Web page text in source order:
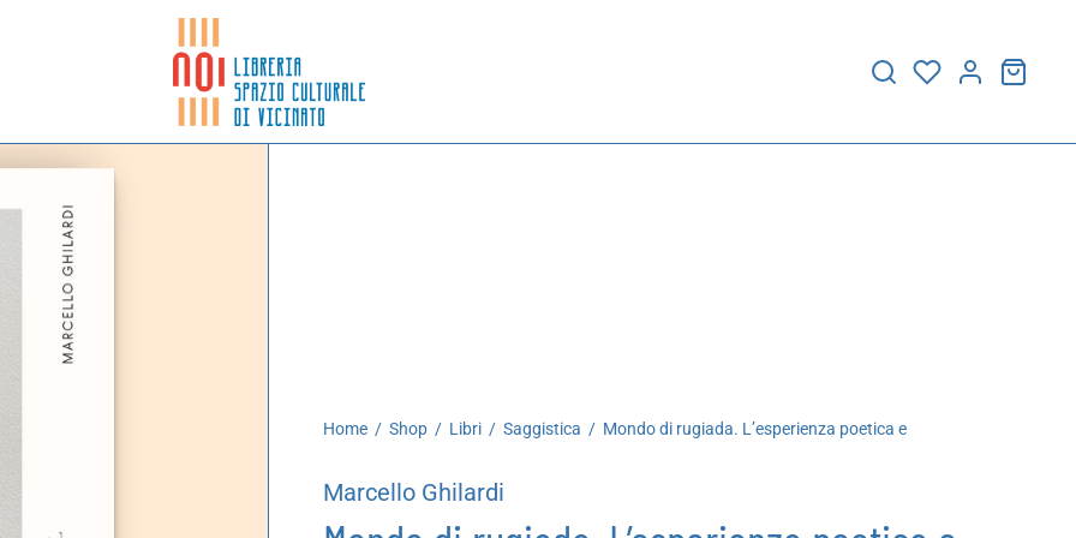
Home / Shop / Libri / Saggistica / Mondo di rugiada. L’esperienza poetica e
Marcello Ghilardi